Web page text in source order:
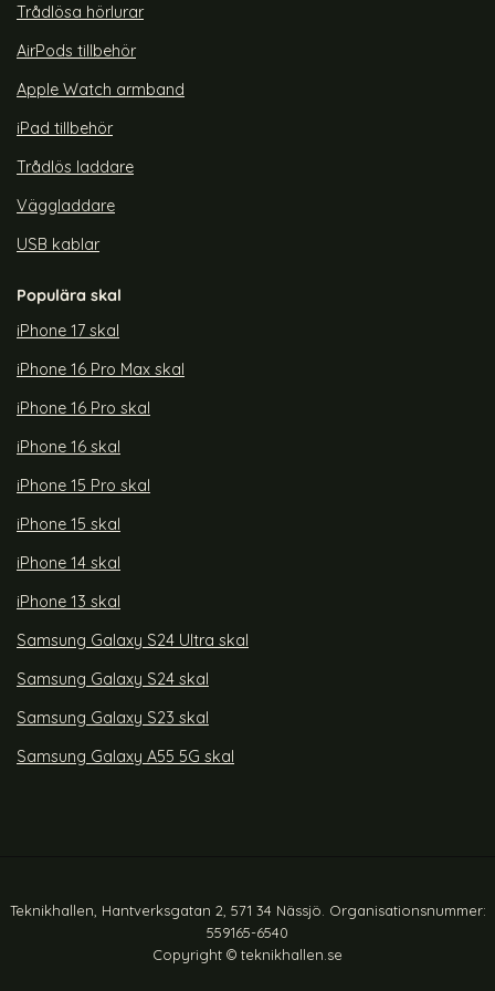
Trådlösa hörlurar
AirPods tillbehör
Apple Watch armband
iPad tillbehör
Trådlös laddare
Väggladdare
USB kablar
Populära skal
iPhone 17 skal
iPhone 16 Pro Max skal
iPhone 16 Pro skal
iPhone 16 skal
iPhone 15 Pro skal
iPhone 15 skal
iPhone 14 skal
iPhone 13 skal
Samsung Galaxy S24 Ultra skal
Samsung Galaxy S24 skal
Samsung Galaxy S23 skal
Samsung Galaxy A55 5G skal
Teknikhallen, Hantverksgatan 2, 571 34 Nässjö. Organisationsnummer:
559165-6540
Copyright © teknikhallen.se